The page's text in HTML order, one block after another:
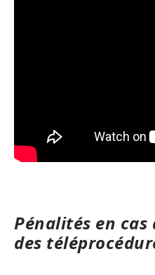
Pénalités en
des